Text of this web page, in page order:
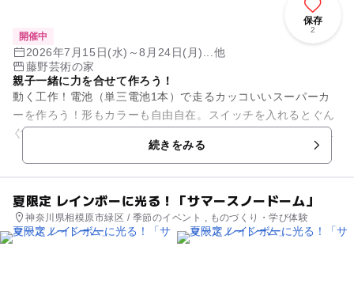
保存
2
開催中
2026年7月15日(水)～8月24日(月)...他
藤野芸術の家
親子一緒に力を合せて作ろう！
動く工作！電池（単三電池1本）で走るカッコいいスーパーカ
ーを作ろう！形もカラーも自由自在。スイッチを入れるとぐん
ぐん走る！作って遊べる藤野芸術の家オリジナルの木工クラフ
続きをみる
夏限定 レインボーに光る！「サマースノードーム」
神奈川県相模原市緑区 / 季節のイベント , ものづくり・学び体験